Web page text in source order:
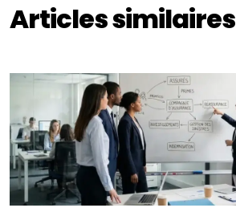
Articles similaires